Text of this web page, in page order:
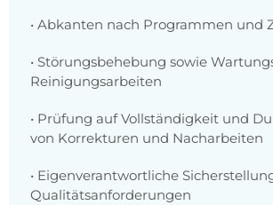
• Abkanten nach Programmen und
• Störungsbehebung sowie
Reinigungsarbeiten
• Prüfung auf Vollständigkeit und
von Korrekturen und Nacharbeiten
• Eigenverantwortliche
Qualitätsanforderungen